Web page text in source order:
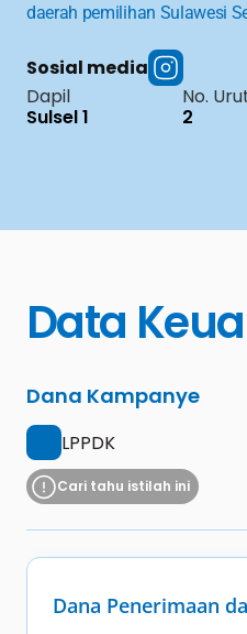
daerah pemilihan Sulawesi
Sosial media
Dapil
Sulsel 1
No.
2
Data
Dana Kampanye
LPPDK
Cari tahu istilah ini
Dana Penerimaan